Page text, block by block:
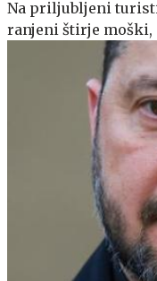
Na priljubljeni
ranjeni štirje